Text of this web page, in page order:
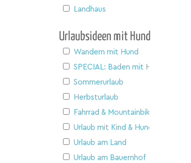
Landhaus
Urlaubsideen mit Hund
Wandern mit Hund
SPECIAL: Baden mit Hund
Sommerurlaub
Herbsturlaub
Fahrrad & Mountainbike
Urlaub mit Kind & Hund
Urlaub am Land
Urlaub am Bauernhof